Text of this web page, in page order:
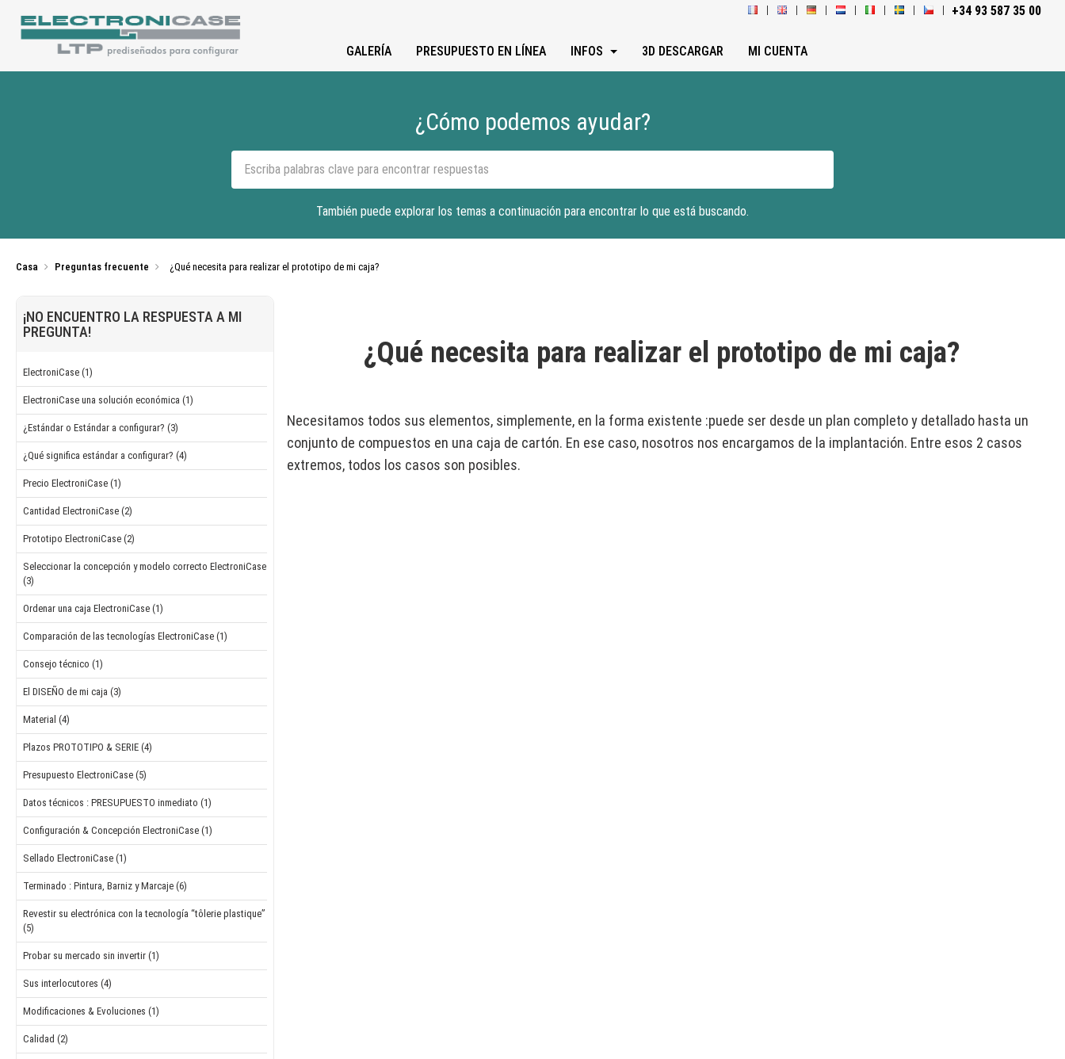
+34 93 587 35 00
GALERÍA PRESUPUESTO EN LÍNEA INFOS 3D DESCARGAR MI CUENTA
¿Cómo podemos ayudar?
También puede explorar los temas a continuación para encontrar lo que está buscando.
Casa Preguntas frecuente ¿Qué necesita para realizar el prototipo de mi caja?
¡NO ENCUENTRO LA RESPUESTA A MI
PREGUNTA!
ElectroniCase (1)
ElectroniCase una solución económica (1)
¿Estándar o Estándar a configurar? (3)
¿Qué significa estándar a configurar? (4)
Precio ElectroniCase (1)
Cantidad ElectroniCase (2)
Prototipo ElectroniCase (2)
Seleccionar la concepción y modelo correcto ElectroniCase
(3)
Ordenar una caja ElectroniCase (1)
Comparación de las tecnologías ElectroniCase (1)
Consejo técnico (1)
El DISEÑO de mi caja (3)
Material (4)
Plazos PROTOTIPO & SERIE (4)
Presupuesto ElectroniCase (5)
Datos técnicos : PRESUPUESTO inmediato (1)
Configuración & Concepción ElectroniCase (1)
Sellado ElectroniCase (1)
Terminado : Pintura, Barniz y Marcaje (6)
Revestir su electrónica con la tecnología “tôlerie plastique”
(5)
Probar su mercado sin invertir (1)
Sus interlocutores (4)
Modificaciones & Evoluciones (1)
Calidad (2)
¿Qué necesita para realizar el prototipo de mi caja?
Necesitamos todos sus elementos, simplemente, en la forma existente :puede ser desde un plan completo y detallado hasta un
conjunto de compuestos en una caja de cartón. En ese caso, nosotros nos encargamos de la implantación. Entre esos 2 casos
extremos, todos los casos son posibles.